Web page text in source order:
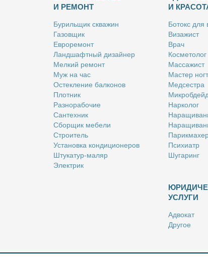
И РЕМОНТ
Бу­риль­щик сква­жин
Га­зов­щик
Ев­ро­ре­монт
Ланд­шафт­ный ди­зай­нер
Мел­кий ре­монт
Муж на час
Остек­ле­ние бал­ко­нов
Плот­ник
Раз­но­ра­бо­чие
Сан­тех­ник
Сбор­щик ме­бе­ли
Стро­и­тель
Уста­нов­ка кон­ди­ци­о­не­ров
Шту­ка­тур-ма­ляр
Элек­трик
И
Бо­токс для
Ви­за­жист
Врач
Кос­ме­то­лог
Мас­са­жист
Ма­стер
Мед­сест­ра
Нар­ко­лог
Пси­хи­атр
Шу­га­ринг
УСЛУГИ
Адво­кат
Дру­гое
Ри­эл­тор